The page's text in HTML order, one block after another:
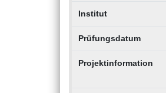
Institut
Prüfungsdatum
Projektinformation